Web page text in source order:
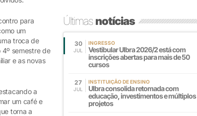
para
um
troca de
4º semestre de
e as novas
a
um café e
torna a
Últimasnotícias
30
JUL
INGRESSO
Vestibular Ulbra 2026/2 está com
inscrições abertas para mais de 50
cursos
27
JUL
INSTITUIÇÃO DE ENSINO
Ulbra consolida retomada com
educação, investimentos e múltiplos
projetos